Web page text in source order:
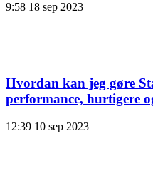
9:58 18 sep 2023
Hvordan kan jeg gøre
performance, hurtigere
12:39 10 sep 2023